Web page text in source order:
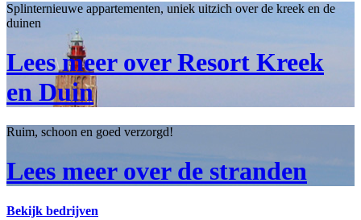
Splinternieuwe appartementen, uniek uitzich over de kreek en de
duinen
Lees meer over Resort Kreek
en Duin
Ruim, schoon en goed verzorgd!
Lees meer over de stranden
Bekijk bedrijven